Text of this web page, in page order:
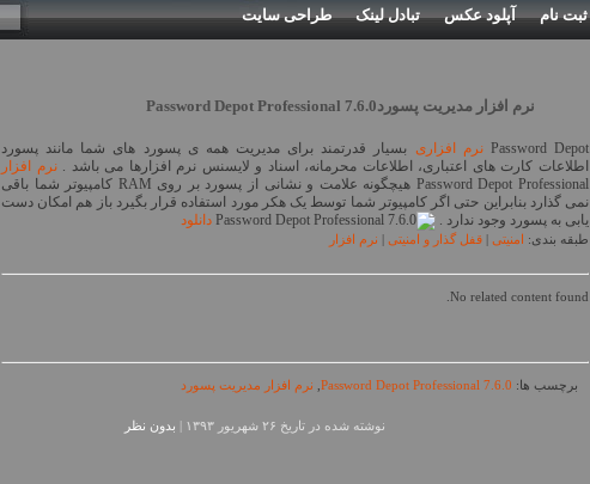
ثبت نام آپلود عکس تبادل لینک طراحی سایت
نرم افزار مدیریت پسوردPassword Depot Professional 7.6.0
Password Depot نرم افزاری بسیار قدرتمند برای مدیریت همه ی پسورد های شما مانند پسورد
اطلاعات کارت های اعتباری، اطلاعات محرمانه، اسناد و لایسنس نرم افزارها می باشد .نرم افزار
Password Depot Professional هیچگونه علامت و نشانی از پسورد بر روی RAM کامپیوتر شما باقی
نمی گذارد بنابراین حتی اگر کامپیوتر شما توسط یک هکر مورد استفاده قرار بگیرد باز هم امکان دست
یابی به پسورد وجود ندارد .
دانلود
طبقه بندی: امنیتی قفل گذار و امنیتی نرم افزار
No related content found.
برچسب ها: Password Depot Professional 7.6.0 نرم افزار مدیریت پسورد
نوشته شده در تاريخ ۲۶ شهریور ۱۳۹۳ | بدون نظر